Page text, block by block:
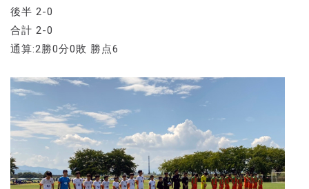
後半 2-0
合計 2-0
通算:2勝0分0敗 勝点6